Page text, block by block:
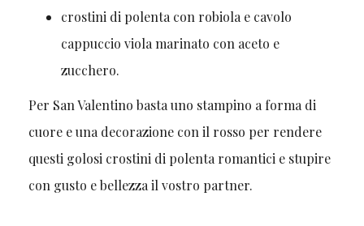
crostini di polenta con robiola e cavolo
cappuccio viola marinato con aceto e
zucchero.
Per San Valentino basta uno stampino a forma di
cuore e una decorazione con il rosso per rendere
questi golosi crostini di polenta romantici e stupire
con gusto e bellezza il vostro partner.